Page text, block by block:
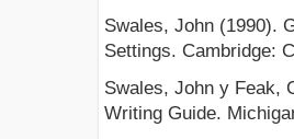
Swales, John (1990).
Settings. Cambridge:
Swales, John y Feak,
Writing Guide.